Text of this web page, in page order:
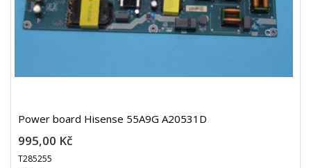
Power board Hisense 55A9G A20531D
995,00 Kč
T285255